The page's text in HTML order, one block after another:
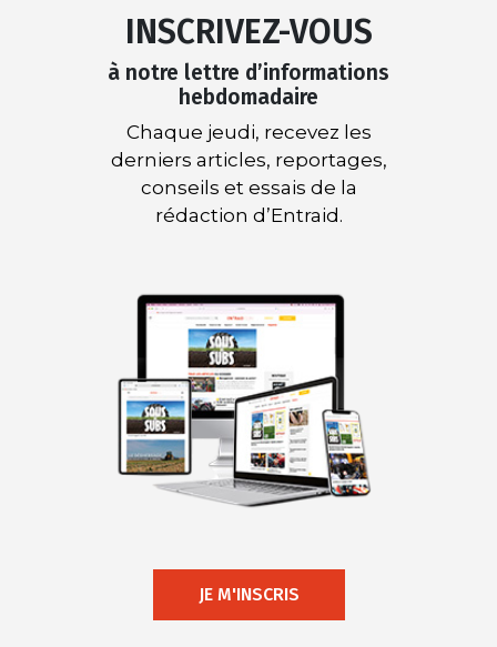
INSCRIVEZ-VOUS
à notre lettre d’informations
hebdomadaire
Chaque jeudi, recevez les
derniers articles, reportages,
conseils et essais de la
rédaction d’Entraid.
JE M'INSCRIS